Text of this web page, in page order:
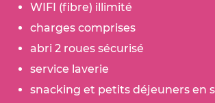
WIFI (fibre) illimité
charges comprises
abri 2 roues sécurisé
service laverie
snacking et petits déjeuners en